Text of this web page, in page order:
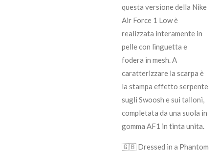
questa versione della Nike
Air Force 1 Low è
realizzata interamente in
pelle con linguetta e
fodera in mesh. A
caratterizzare la scarpa è
la stampa effetto serpente
sugli Swoosh e sui talloni,
completata da una suola in
gomma AF1 in tinta unita.
🇬🇧 Dressed in a Phantom